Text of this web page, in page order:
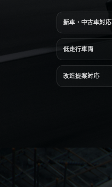
新車・中古車対応
低走行車両
改造提案対応